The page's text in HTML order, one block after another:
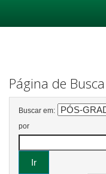
Página de Busca
Buscar em:
por